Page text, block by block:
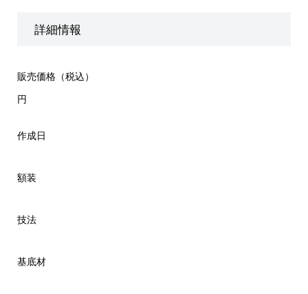
詳細情報
販売価格（税込）
円
作成日
額装
技法
基底材